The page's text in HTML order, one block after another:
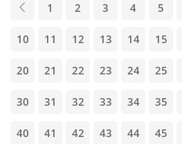
1 2 3 4 5
10 11 12 13 14 15
20 21 22 23 24 25
30 31 32 33 34 35
40 41 42 43 44 45